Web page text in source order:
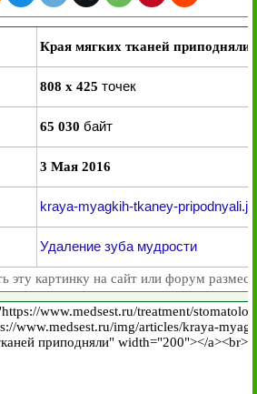
Края мягких тканей приподняли
808 x 425 точек
65 030 байт
3 Мая 2016
kraya-myagkih-tkaney-
Удаление зуба мудрости
эту картинку на сайт или форум